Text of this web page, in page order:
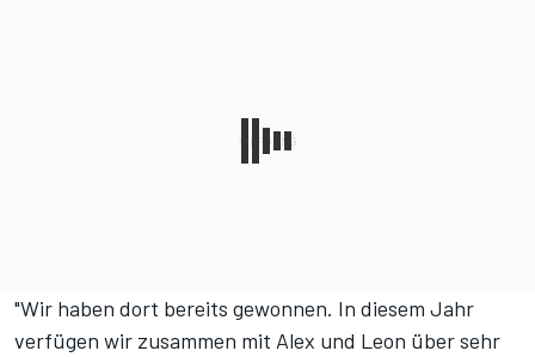
"Wir haben dort bereits gewonnen. In diesem Jahr
verfügen wir zusammen mit Alex und Leon über sehr